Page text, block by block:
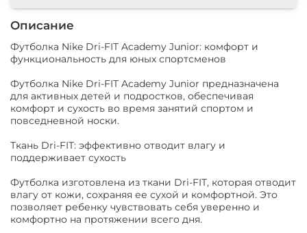
Описание
Футболка Nike Dri-FIT Academy Junior: комфорт и
функциональность для юных спортсменов
Футболка Nike Dri-FIT Academy Junior предназначена
для активных детей и подростков, обеспечивая
комфорт и сухость во время занятий спортом и
повседневной носки.
Ткань Dri-FIT: эффективно отводит влагу и
поддерживает сухость
Футболка изготовлена из ткани Dri-FIT, которая отводит
влагу от кожи, сохраняя ее сухой и комфортной. Это
позволяет ребенку чувствовать себя уверенно и
комфортно на протяжении всего дня.